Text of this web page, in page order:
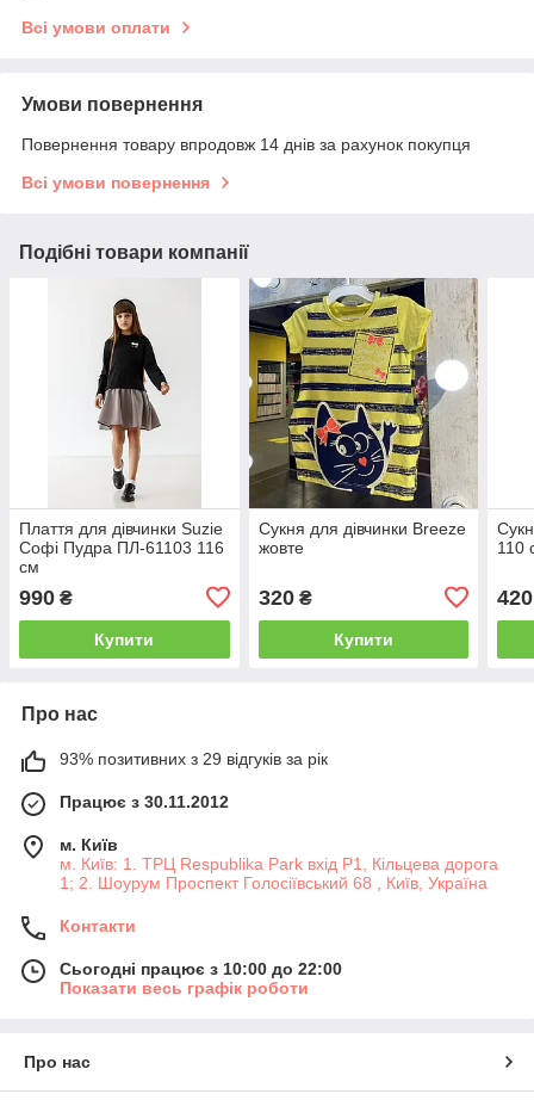
Всі умови оплати
Умови повернення
Повернення товару впродовж 14 днів за рахунок покупця
Всі умови повернення
Подібні товари компанії
Плаття для дівчинки Suzie
Софі Пудра ПЛ-61103 116
см
990 ₴
Купити
Сукня для дівчинки Breeze
жовте
320₴
Купити
110
420
Про нас
93% позитивних з 29 відгуків за рік
Працює з 30.11.2012
м. Київ
м. Київ: 1. ТРЦ Respublika Park вхід P1, Кільцева дорога
1; 2. Шоурум Проспект Голосіївський 68 , Київ, Україна
Контакти
Сьогодні працює з 10:00 до 22:00
Показати весь графік роботи
Про нас